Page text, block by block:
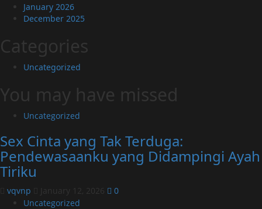
January 2026
December 2025
Categories
Uncategorized
You may have missed
Uncategorized
Sex Cinta yang Tak Terduga:
Pendewasaanku yang Didampingi Ayah
Tiriku
vqvnp January 12, 2026
0
Uncategorized